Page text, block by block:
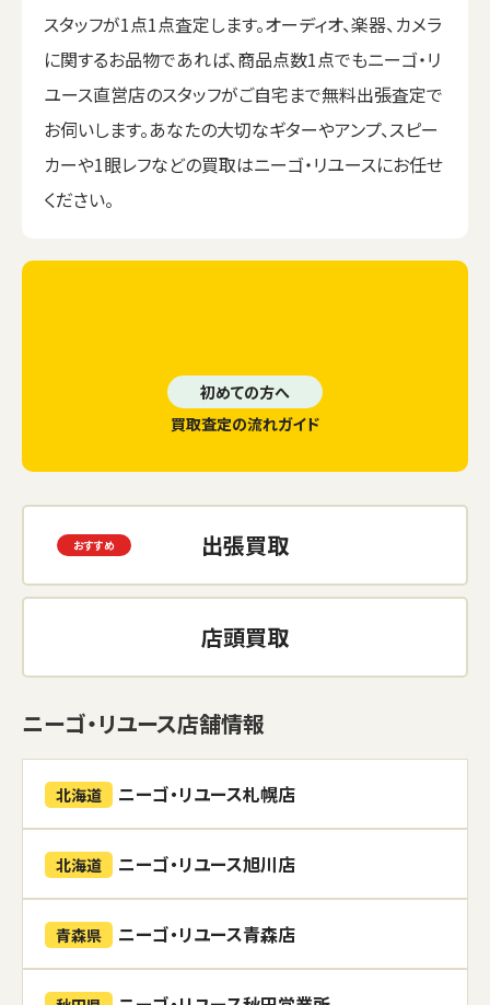
スタッフが1点1点査定します。オーディオ、楽器、カメラ
に関するお品物であれば、商品点数1点でもニーゴ・リ
ユース直営店のスタッフがご自宅まで無料出張査定で
お伺いします。あなたの大切なギターやアンプ、スピー
カーや1眼レフなどの買取はニーゴ・リユースにお任せ
ください。
初めての方へ
買取査定の流れガイド
出張買取
店頭買取
ニーゴ・リユース店舗情報
北海道 ニーゴ・リユース札幌店
北海道 ニーゴ・リユース旭川店
青森県 ニーゴ・リユース青森店